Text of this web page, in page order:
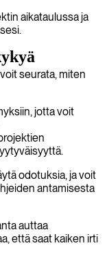
aikataulussa ja
seurata, miten
jotta voit
odotuksia, ja voit
antamisesta
auttaa
että saat kaiken irti